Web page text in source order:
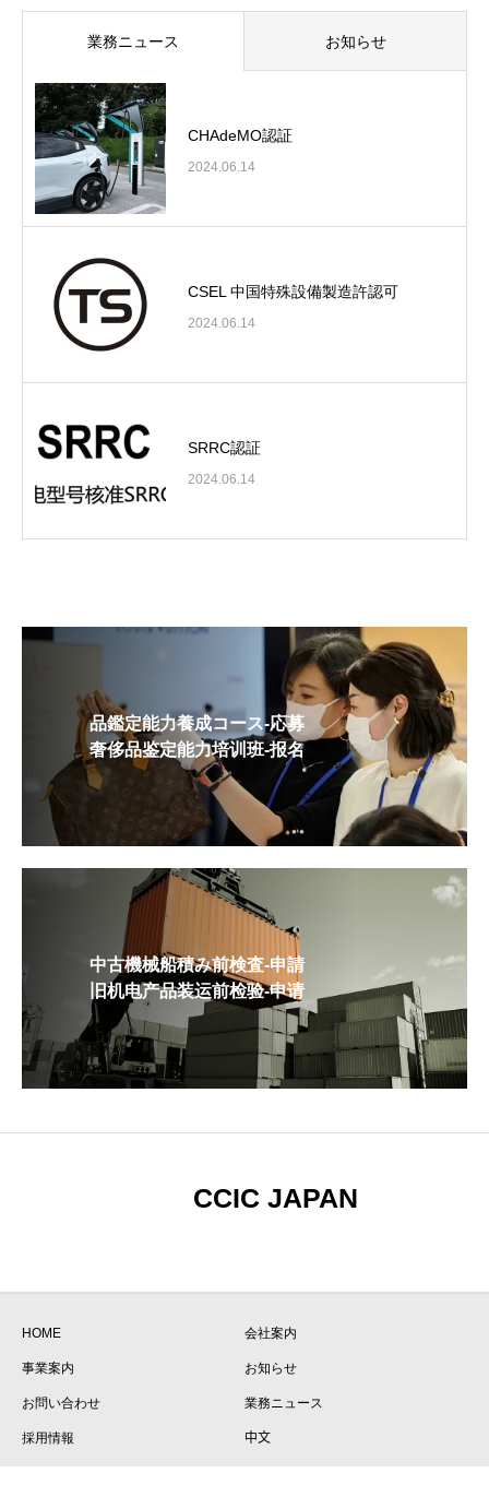
業務ニュース お知らせ
CHAdeMO認証
2024.06.14
CSEL 中国特殊設備製造許認可
2024.06.14
SRRC認証
2024.06.14
品鑑定能力養成コース-応募
奢侈品鉴定能力培训班-报名
中古機械船積み前検査-申請
旧机电产品装运前检验-申请
CCIC JAPAN
HOME 会社案内
事業案内 お知らせ
お問い合わせ 業務ニュース
採用情報 中文